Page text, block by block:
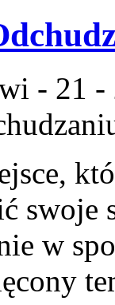
- 21 -
swoje
w